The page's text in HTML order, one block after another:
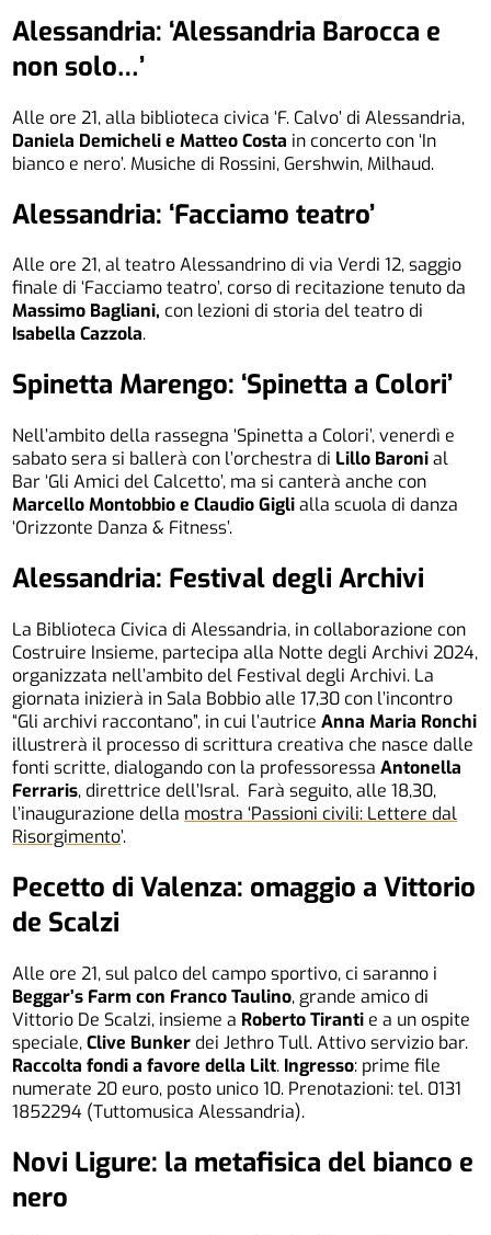
Alessandria: ‘Alessandria Barocca e
non solo…’
Alle ore 21, alla biblioteca civica ‘F. Calvo’ di Alessandria,
Daniela Demicheli e Matteo Costa in concerto con ‘In
bianco e nero’. Musiche di Rossini, Gershwin, Milhaud.
Alessandria: ‘Facciamo teatro’
Alle ore 21, al teatro Alessandrino di via Verdi 12, saggio
finale di ‘Facciamo teatro’, corso di recitazione tenuto da
Massimo Bagliani, con lezioni di storia del teatro di
Isabella Cazzola.
Spinetta Marengo: ‘Spinetta a Colori’
Nell’ambito della rassegna ‘Spinetta a Colori’, venerdì e
sabato sera si ballerà con l’orchestra di Lillo Baronial
Bar ‘Gli Amici del Calcetto’, ma si canterà anche con
Marcello Montobbio e Claudio Giglialla scuola di danza
‘Orizzonte Danza & Fitness’.
Alessandria: Festival degli Archivi
La Biblioteca Civica di Alessandria, in collaborazione con
Costruire Insieme, partecipa alla Notte degli Archivi 2024,
organizzata nell’ambito del Festival degli Archivi. La
giornata inizierà in Sala Bobbio alle 17,30 con l’incontro
“Gli archivi raccontano”, in cui l’autriceAnna Maria Ronchi
illustrerà il processo di scrittura creativa che nasce dalle
fonti scritte, dialogando con la professoressaAntonella
Ferraris, direttrice dell’Isral. Farà seguito, alle 18,30,
l’inaugurazione della mostra ‘Passioni civili: Lettere dal
Risorgimento’.
Pecetto di Valenza: omaggio a Vittorio
de Scalzi
Alle ore 21, sul palco del campo sportivo, ci saranno i
Beggar’s Farm con Franco Taulino, grande amico di
Vittorio De Scalzi, insieme a Roberto Tiranti e a un ospite
speciale,Clive Bunker dei Jethro Tull. Attivo servizio bar.
Raccolta fondi a favore della Lilt. Ingresso: prime file
numerate 20 euro, posto unico 10. Prenotazioni: tel. 0131
1852294 (Tuttomusica Alessandria).
Novi Ligure: la metafisica del bianco e
nero